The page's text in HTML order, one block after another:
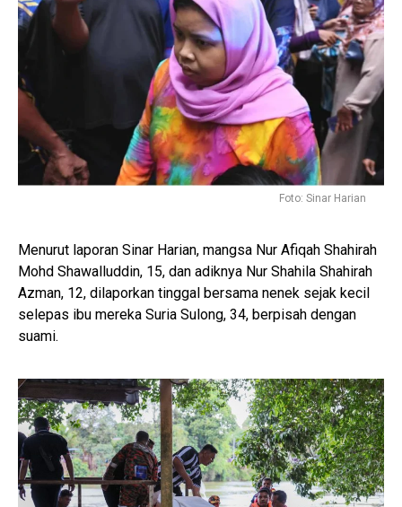
Foto: Sinar Harian
Menurut laporan Sinar Harian, mangsa Nur Afiqah Shahirah
Mohd Shawalluddin, 15, dan adiknya Nur Shahila Shahirah
Azman, 12, dilaporkan tinggal bersama nenek sejak kecil
selepas ibu mereka Suria Sulong, 34, berpisah dengan
suami.